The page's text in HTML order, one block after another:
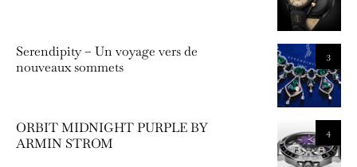
3
Serendipity – Un voyage vers de
nouveaux sommets
4
ORBIT MIDNIGHT PURPLE BY
ARMIN STROM